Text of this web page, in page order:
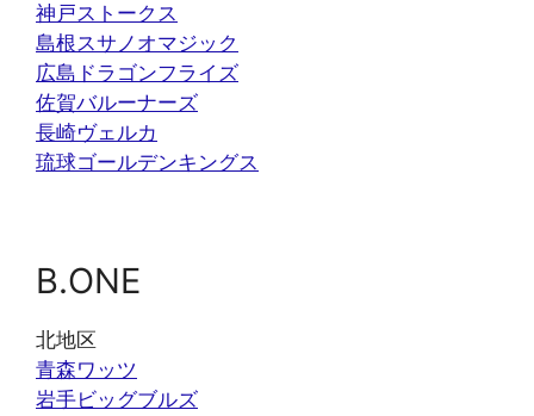
神戸ストークス
島根スサノオマジック
広島ドラゴンフライズ
佐賀バルーナーズ
長崎ヴェルカ
琉球ゴールデンキングス
B.ONE
北地区
青森ワッツ
岩手ビッグブルズ